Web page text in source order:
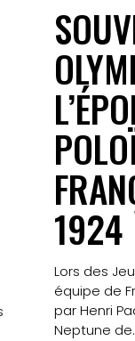
1924
Lors des
équipe de
par Henri
Neptune